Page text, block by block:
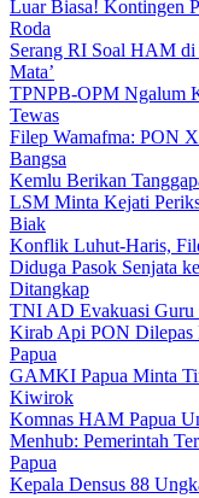
Luar Biasa! Kontingen
Roda
Serang RI Soal HAM di
Mata’
TPNPB-OPM Ngalum
Tewas
Filep Wamafma: PON
Bangsa
Kemlu Berikan
LSM Minta Kejati
Biak
Konflik Luhut-Haris,
Diduga Pasok Senjata
Ditangkap
TNI AD Evakuasi Guru
Kirab Api PON Dilepas
Papua
GAMKI Papua Minta
Kiwirok
Komnas HAM Papua
Menhub: Pemerintah
Papua
Kepala Densus 88